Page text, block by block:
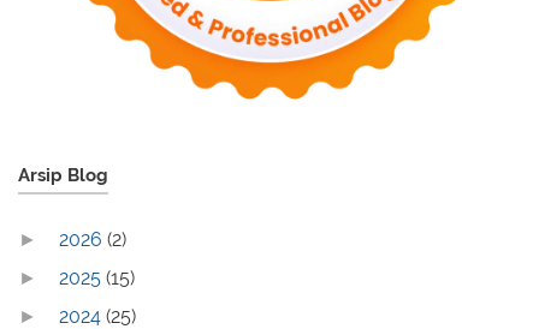
Arsip Blog
► 2026 (2)
► 2025 (15)
► 2024 (25)